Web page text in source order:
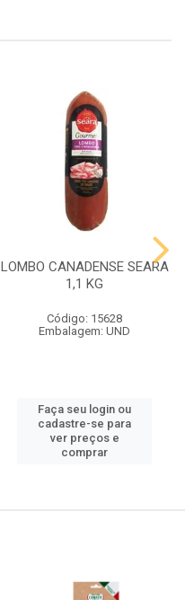
LOMBO CANADENSE SEARA
1,1 KG
Código: 15628
Embalagem: UND
Faça seu login ou
cadastre-se para
ver preços e
comprar